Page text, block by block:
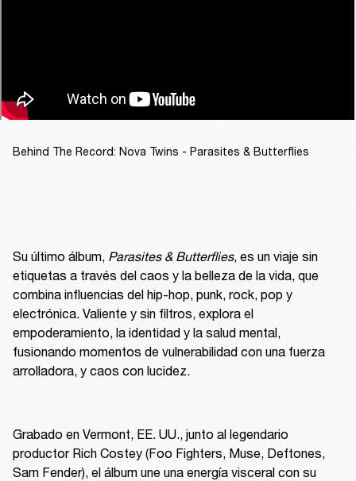
Behind The Record: Nova Twins - Parasites & Butterflies
Su último álbum, Parasites & Butterflies, es un viaje sin
etiquetas a través del caos y la belleza de la vida, que
combina influencias del hip-hop, punk, rock, pop y
electrónica. Valiente y sin filtros, explora el
empoderamiento, la identidad y la salud mental,
fusionando momentos de vulnerabilidad con una fuerza
arrolladora, y caos con lucidez.
Grabado en Vermont, EE. UU., junto al legendario
productor Rich Costey (Foo Fighters, Muse, Deftones,
Sam Fender), el álbum une una energía visceral con su